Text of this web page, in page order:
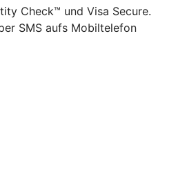
Check™ und Visa Secure.
SMS aufs Mobiltelefon